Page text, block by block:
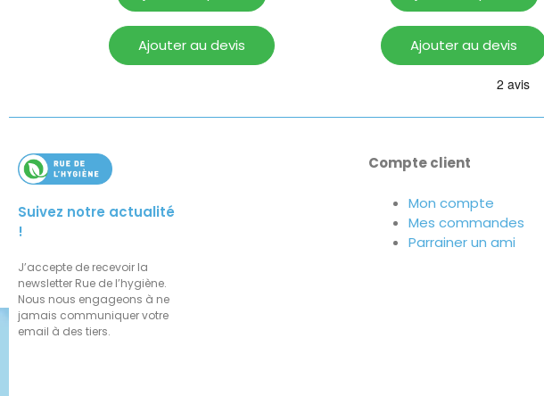
Ajouter au devis Ajouter au devis
Suivez notre actualité
!
J’accepte de recevoir la
newsletter Rue de l’hygiène.
Nous nous engageons à ne
jamais communiquer votre
email à des tiers.
Compte client
Mon compte
Mes commandes
Parrainer un ami